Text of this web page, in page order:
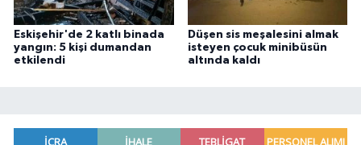
Eskişehir'de 2 katlı binada
yangın: 5 kişi dumandan
etkilendi
Düşen sis meşalesini almak
isteyen çocuk minibüsün
altında kaldı